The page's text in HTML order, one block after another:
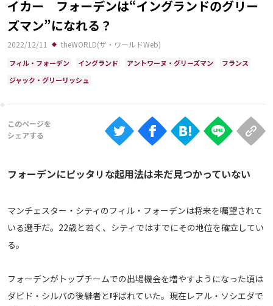
大会について
About
ABEMAの視聴について
iOS Apps
TV
メディアアライアンス
イカー フォーデンは“イングランドのグリー
ズマン”になれる？
2022/12/11 theWORLD(ザ・ワールドWeb)
フィル・フォーデン イングランド アントワーヌ・グリーズマン
フランス
ジャック・グリーリッシュ
フォーデンにピッタリな起用法は未だ見つかっていない
マンチェスター・シティのフィル・フォーデンは将来を嘱望されて
いる選手だ。22歳と若く、シティではすでにその地位を確立してい
る。
フォーデンがトップチームでの出場機会を増やすようになった頃は
ダビド・シルバの後継者と呼ばれていた。現在レアル・ソシエダで